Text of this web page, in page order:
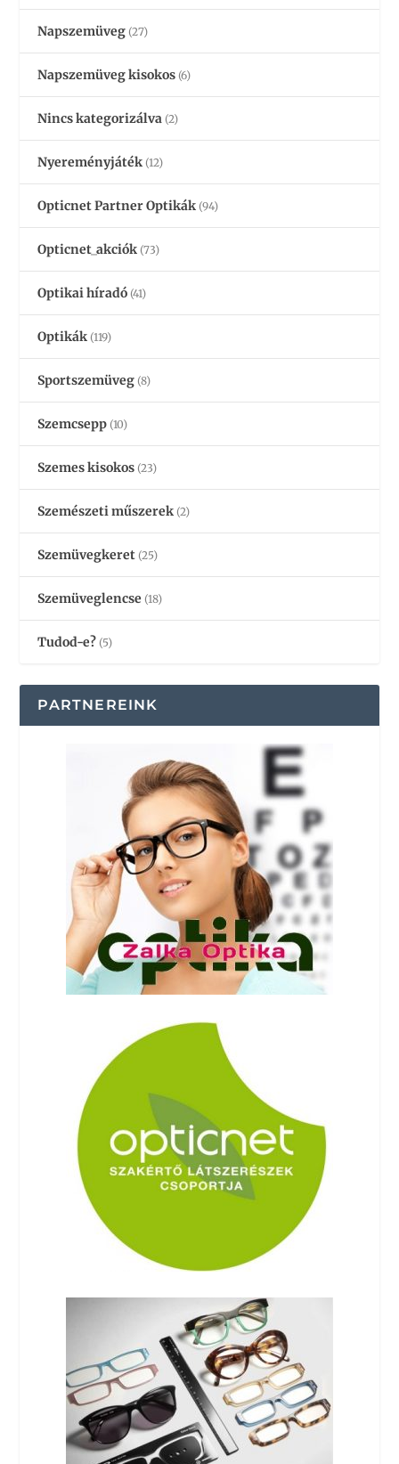
Napszemüveg (27)
Napszemüveg kisokos (6)
Nincs kategorizálva (2)
Nyereményjáték (12)
Opticnet Partner Optikák (94)
Opticnet_akciók (73)
Optikai híradó (41)
Optikák (119)
Sportszemüveg (8)
Szemcsepp (10)
Szemes kisokos (23)
Szemészeti műszerek (2)
Szemüvegkeret (25)
Szemüveglencse (18)
Tudod-e? (5)
PARTNEREINK